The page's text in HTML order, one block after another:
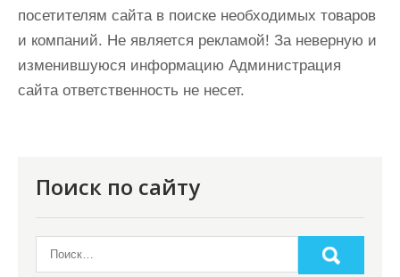
посетителям сайта в поиске необходимых товаров
и компаний. Не является рекламой! За неверную и
изменившуюся информацию Администрация
сайта ответственность не несет.
Поиск по сайту